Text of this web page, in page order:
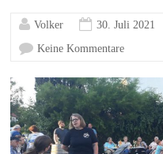
Volker 30. Juli 2021
Keine Kommentare